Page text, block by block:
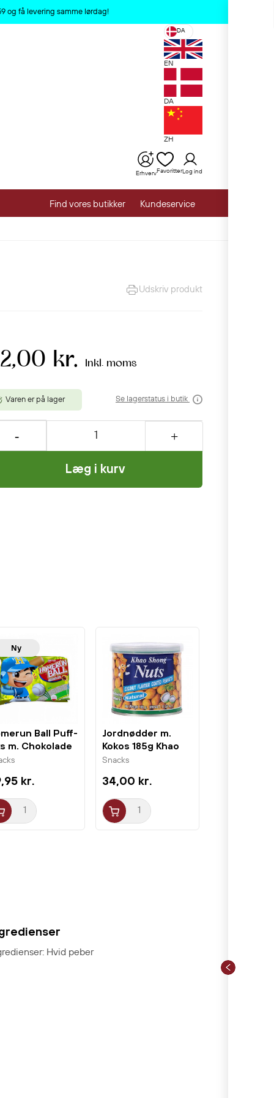
og få levering samme lørdag!
DA
EN
DA
ZH
ErhvervFavoritterLog ind
Find vores butikker Kundeservice
Udskriv produkt
kr. Inkl. moms
Varen er på lager Se lagerstatus i butik
Læg i kurv
Hvid peber
Ny
Ball Puff-
m. Chokolade
Haitai
kr.
Jordnødder m.
Kokos 185g Khao
Shong
Snacks
34,00 kr.